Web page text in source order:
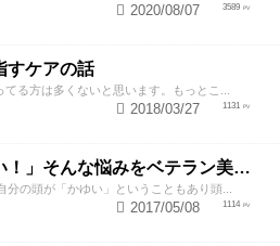
3589
2020/08/07
すケアの話
る方は多くないと思います。もっとこ...
1131
2018/03/27
「頭皮がかゆい！」そんな悩みをベテラン美容師が解決させるスペシャルテク
分の頭が「かゆい」ということもあり頭...
1114
2017/05/08